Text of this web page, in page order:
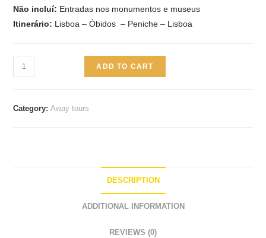
Não incluí: Entradas nos monumentos e museus
Itinerário: Lisboa – Óbidos – Peniche – Lisboa
Óbidos
quantity
ADD TO CART
Category:Away tours
DESCRIPTION
ADDITIONAL INFORMATION
REVIEWS (0)